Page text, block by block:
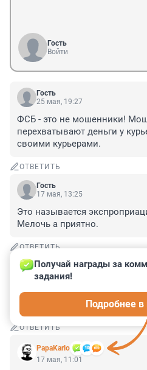
Гость
Войти
Гость
25 мая, 19:27
ФСБ - это не мошенники!
перехватывают деньги у
своими курьерами.
ОТВЕТИТЬ
Гость
17 мая, 13:25
Это называется
Мелочь а приятно.
ОТВЕТИТЬ
Гость
17 мая, 13:24
И почему совсем не жаль
ОТВЕТИТЬ
PapaKarlo
Получай награды за
задания!
Подробнее
17 мая, 11:01